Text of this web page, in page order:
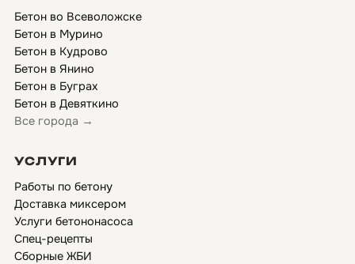
Бетон во Всеволожске
Бетон в Мурино
Бетон в Кудрово
Бетон в Янино
Бетон в Буграх
Бетон в Девяткино
Все города →
УСЛУГИ
Работы по бетону
Доставка миксером
Услуги бетононасоса
Спец-рецепты
Сборные ЖБИ